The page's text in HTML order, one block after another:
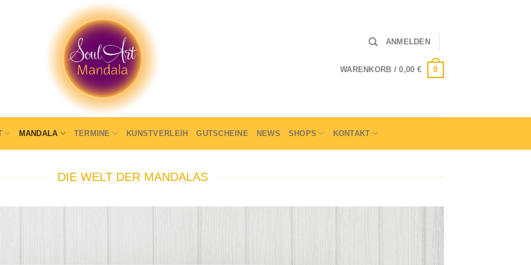
ANMELDEN
WARENKORB /0,00 € 0
MANDALA TERMINE KUNSTVERLEIH GUTSCHEINE NEWS SHOPS KONTAKT
DIE WELT DER MANDALAS